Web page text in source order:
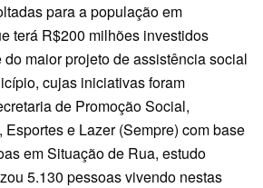
para a população em
terá R$200 milhões investidos
do maior projeto de assistência social
cujas iniciativas foram
de Promoção Social,
e Lazer (Sempre) com base
em Situação de Rua, estudo
5.130 pessoas vivendo nestas